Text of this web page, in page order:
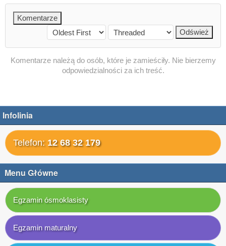
Komentarze należą do osób, które je zamieściły. Nie bierzemy
odpowiedzialności za ich treść.
Infolinia
Telefon: 12 68 32 179
Menu Główne
Egzamin ósmoklasisty
Egzamin maturalny